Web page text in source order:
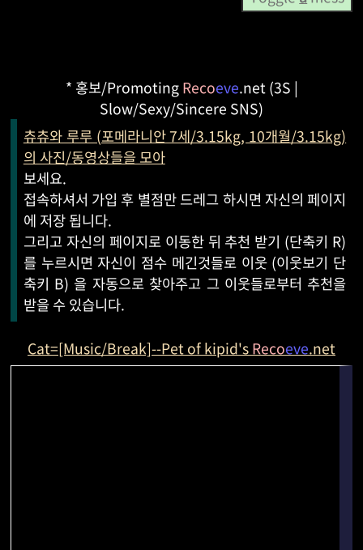
* 홍보/PromotingRecoeve.net (3S |
Slow/Sexy/Sincere SNS)
츄츄와 루루 (포메라니안 7세/3.15kg, 10개월/3.15kg)
의 사진/동영상들을 모아
보세요.
접속하셔서 가입 후 별점만 드레그 하시면 자신의 페이지
에 저장 됩니다.
그리고 자신의 페이지로 이동한 뒤 추천 받기 (단축키 R)
를 누르시면 자신이 점수 메긴것들로 이웃 (이웃보기 단
축키 B) 을 자동으로 찾아주고 그 이웃들로부터 추천을
받을 수 있습니다.
Cat=[Music/Break]--Pet of kipid'sRecoeve.net